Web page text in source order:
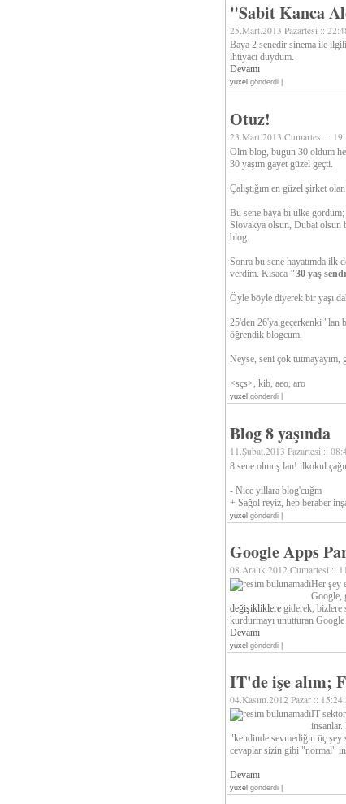
"Sabit Kanca
25.Mart.2013 Pazartesi ::
Baya 2 senedir sinema ile
ihtiyacı duydum.
Devamı
yuxel gönderdi |
Otuz!
23.Mart.2013 Cumartesi ::
Olm blog, bugün 30 oldum
30 yaşım gayet güzel geçti.
Çalıştığım en güzel şirket
Bu sene baya bi ülke
Slovakya olsun, Dubai olsun
blog.
Sonra bu sene hayatımda ilk
verdim. Kısaca "30 yaş
Öyle böyle diyerek bir yaşı
25'den 26'ya geçerkenki "lan
öğrendik blogcum.
Neyse, seni çok tutmayayım,
<sçs>, kib, aeo, aro
yuxel gönderdi |
Blog 8 yaşında
11.Şubat.2013 Pazartesi ::
8 sene olmuş lan! ilkokul
- Nice yıllara blog'cuğm
+ Sağol reyiz, hep beraber
yuxel gönderdi |
Google Apps
08.Aralık.2012 Cumartesi ::
Her şey
Google,
değişikliklere giderek, bizlere
kurdurmayı unutturan
Devamı
yuxel gönderdi |
IT'de işe alım;
04.Kasım.2012 Pazar ::
IT
insanlar.
"kendinde sevmediğin üç
cevaplar sizin gibi "normal"
Devamı
yuxel gönderdi |